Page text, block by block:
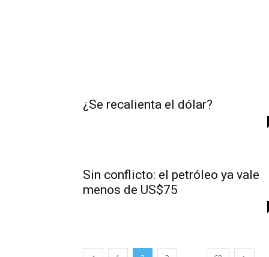
¿Se recalienta el dólar?
Sin conflicto: el petróleo ya vale
menos de US$75